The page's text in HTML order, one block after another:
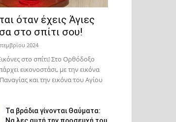
όταν έχεις Άγιες
στο σπίτι σου!
2024
στο σπίτι! Στο Ορθόδοξο
εικονοστάσι, με την εικόνα
και την εικόνα του Αγίου
Τα βράδια γίνονται Θαύματα: